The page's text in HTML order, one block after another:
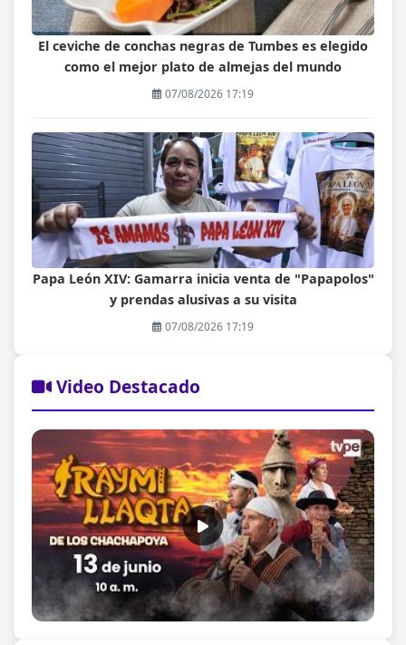
El ceviche de conchas negras de Tumbes es elegido
como el mejor plato de almejas del mundo
07/08/2026 17:19
Papa León XIV: Gamarra inicia venta de "Papapolos"
y prendas alusivas a su visita
07/08/2026 17:19
Video Destacado